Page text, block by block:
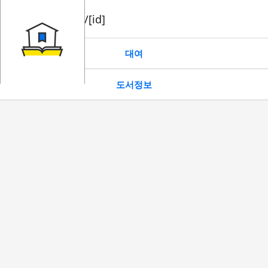
book/rent/[id]
대여
도서정보